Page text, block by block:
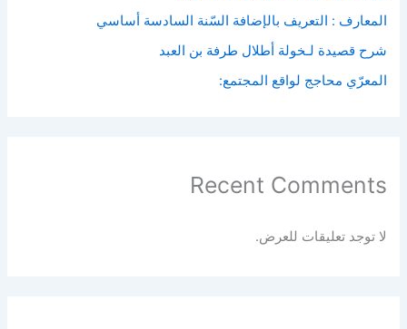
المعارف : التعريف بالإضافة السّنة السادسة أساسي
شرح قصيدة لـخولة أطلال طرفة بن العبد
المعرّي محاجج لواقع المجتمع:
Recent Comments
لا توجد تعليقات للعرض.